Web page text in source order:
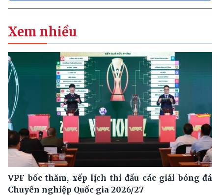
Xem nhiều
VPF bốc thăm, xếp lịch thi đấu các giải bóng đá
Chuyên nghiệp Quốc gia 2026/27